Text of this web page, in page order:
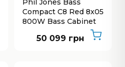
Phil Jones Bass
Compact C8 Red 8x05
800W Bass Cabinet
50 099 грн